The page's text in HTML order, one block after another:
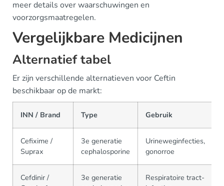
meer details over waarschuwingen en
voorzorgsmaatregelen.
Vergelijkbare Medicijnen
Alternatief tabel
Er zijn verschillende alternatieven voor Ceftin
beschikbaar op de markt:
INN / Brand Type Gebruik
Cefixime /
Suprax
3e generatie
cephalosporine
Urineweginfecties,
gonorroe
Cefdinir /
3e generatie
Respiratoire tract-